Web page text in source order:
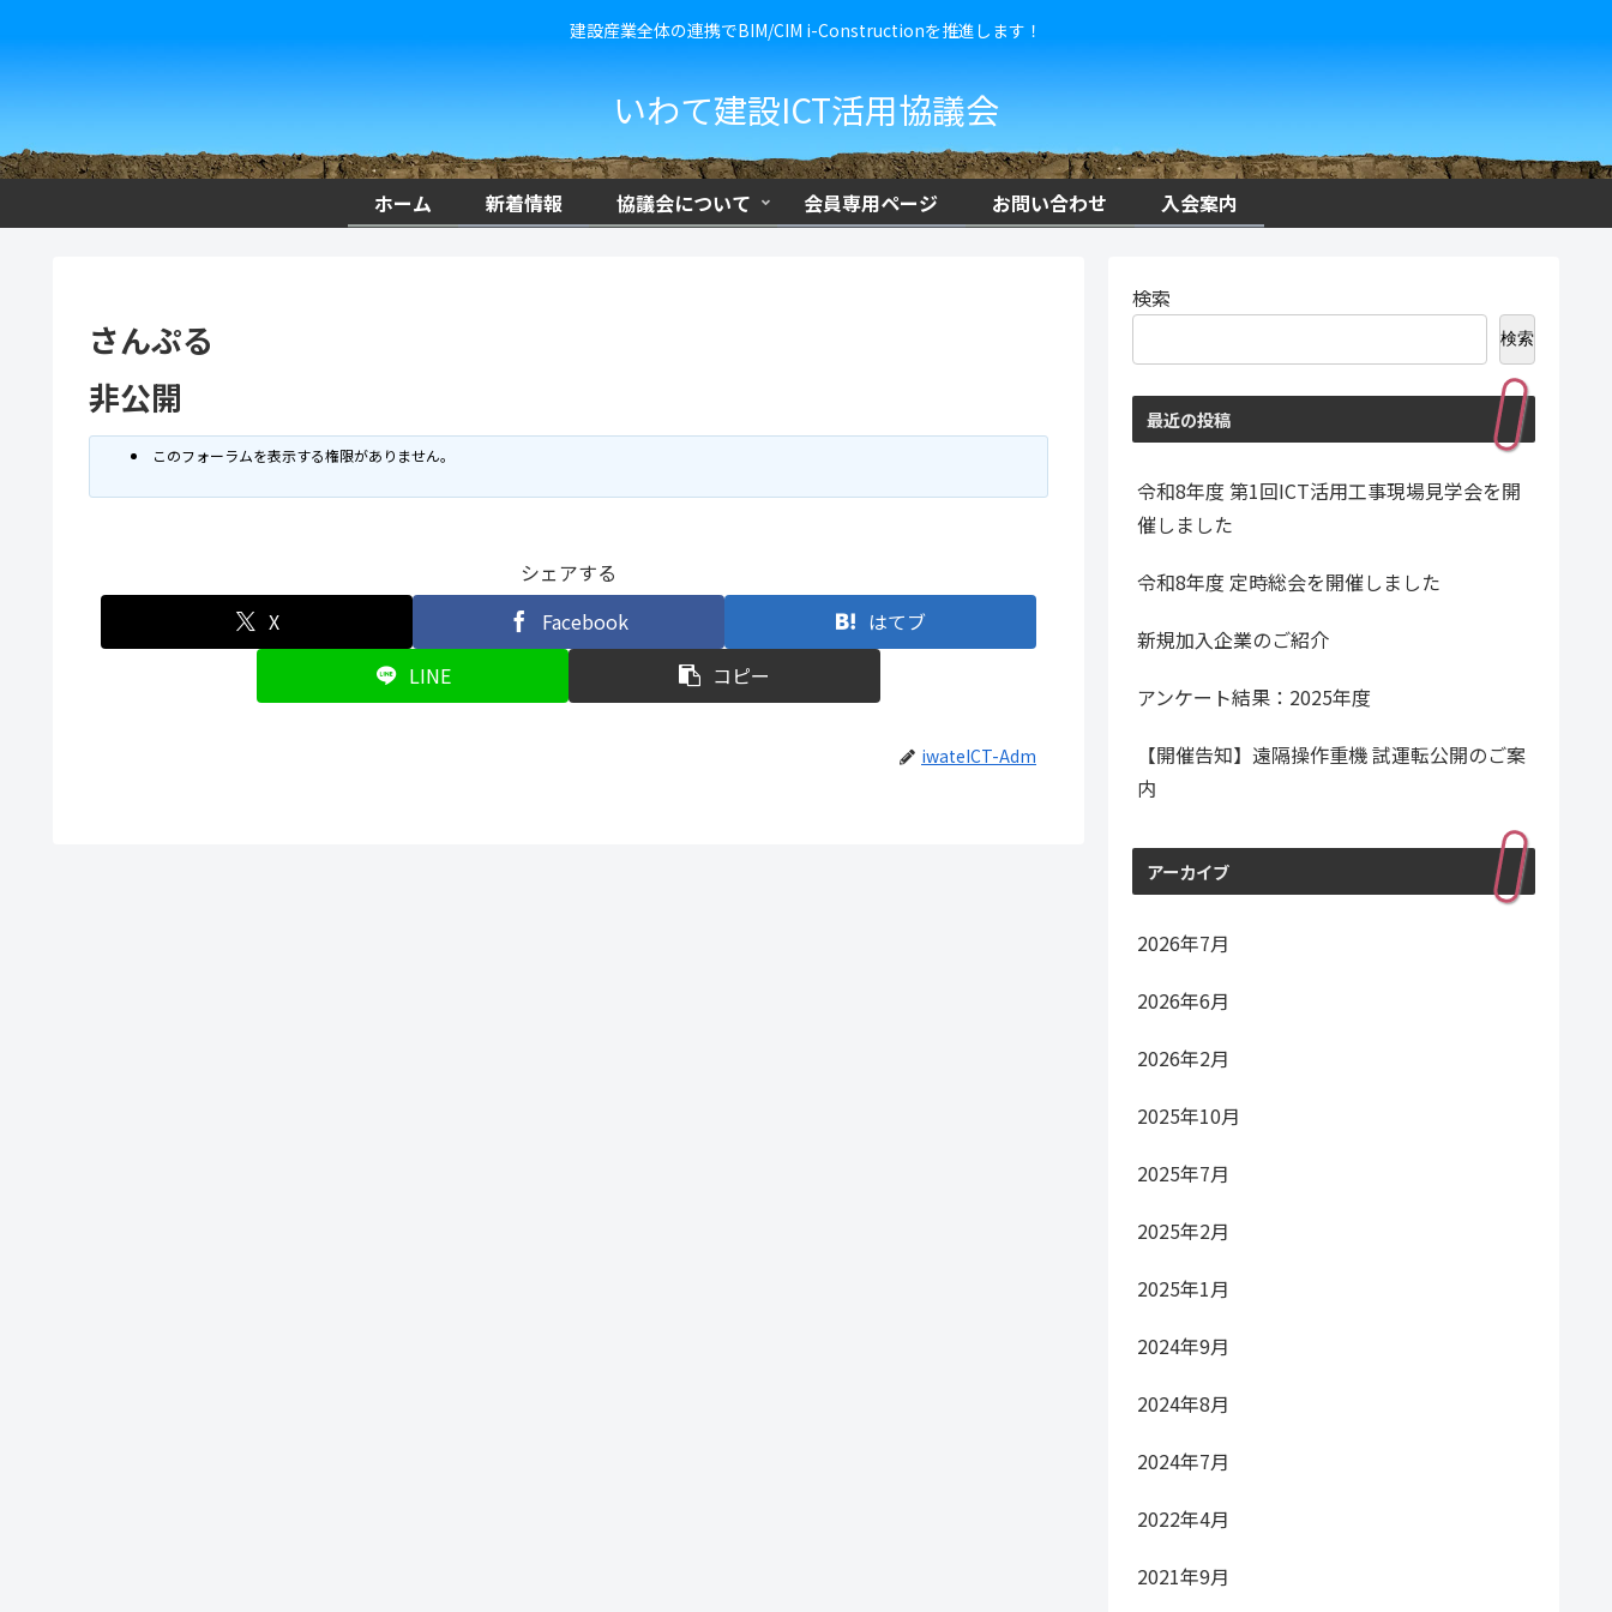
建設産業全体の連携でBIM/CIM i-Constructionを推進します！
いわて建設ICT活用協議会
ホーム 新着情報 協議会について 会員専用ページ お問い合わせ 入会案内
さんぷる
非公開
このフォーラムを表示する権限がありません。
シェアする
X
Facebook
はてブ
LINE
コピー
iwateICT-Adm
検索
検索
最近の投稿
令和8年度 第1回ICT活用工事現場見学会を開
催しました
令和8年度 定時総会を開催しました
新規加入企業のご紹介
アンケート結果：2025年度
【開催告知】遠隔操作重機 試運転公開のご案
内
アーカイブ
2026年7月
2026年6月
2026年2月
2025年10月
2025年7月
2025年2月
2025年1月
2024年9月
2024年8月
2024年7月
2022年4月
2021年9月